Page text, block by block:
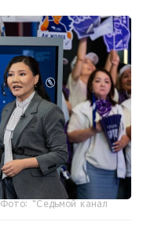
Фото: "Седьмой канал"